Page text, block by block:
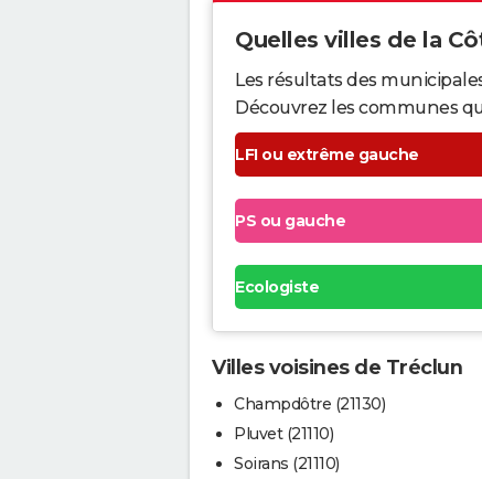
Quelles villes de la
Les résultats des
Découvrez les communes
LFI ou extrême gauche
PS ou gauche
Ecologiste
Villes voisines de Tréclun
Champdôtre (21130)
Pluvet (21110)
Soirans (21110)